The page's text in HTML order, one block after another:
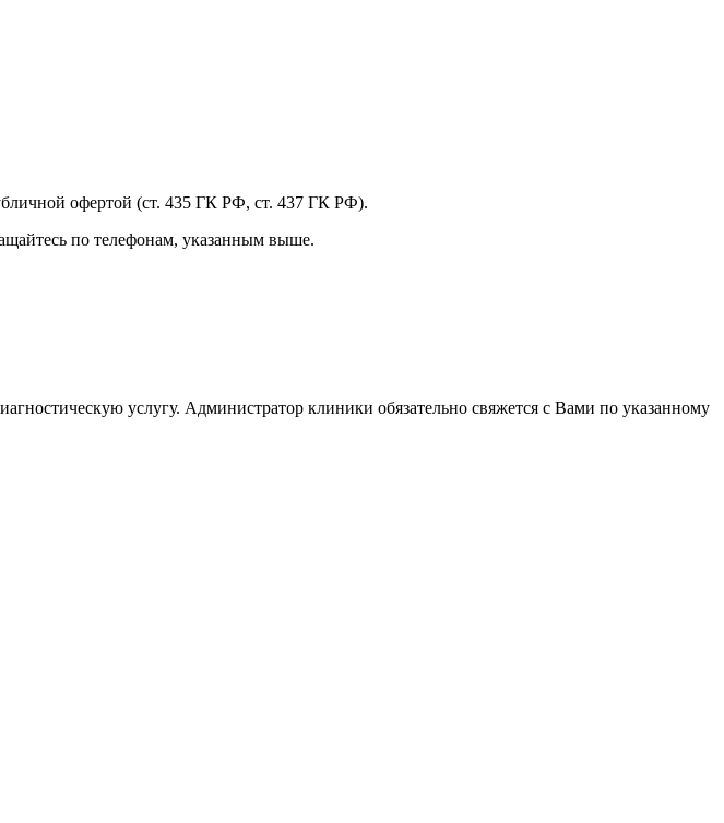
офертой (ст. 435 ГК РФ, ст. 437 ГК РФ).
по телефонам, указанным выше.
услугу. Администратор клиники обязательно свяжется с Вами по указанному